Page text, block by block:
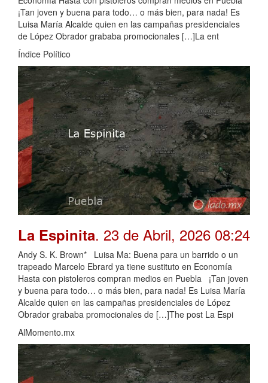
¡Tan joven y buena para todo… o más bien, para nada! Es
Luisa María Alcalde quien en las campañas presidenciales
de López Obrador grababa promocionales […]La ent
Índice Político
La Espinita. 23 de Abril, 2026 08:24
Andy S. K. Brown* Luisa Ma: Buena para un barrido o un
trapeado Marcelo Ebrard ya tiene sustituto en Economía
Hasta con pistoleros compran medios en Puebla ¡Tan joven
y buena para todo… o más bien, para nada! Es Luisa María
Alcalde quien en las campañas presidenciales de López
Obrador grababa promocionales de […]The post La Espi
AlMomento.mx